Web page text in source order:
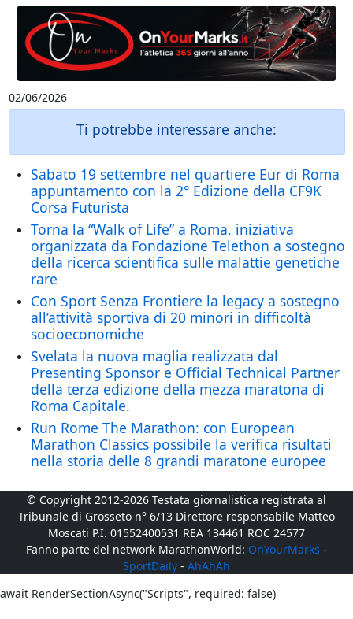
02/06/2026
Ti potrebbe interessare anche:
Sabato 19 settembre nel quartiere Eur di Roma
appuntamento con la 2° Edizione della CF9K
Corsa Futurista
Torna la “Walk of Life” a Roma, iniziativa
organizzata da Fondazione Telethon a sostegno
della ricerca scientifica sulle malattie genetiche
rare
Con Sport Senza Frontiere la legacy a sostegno
all’attività sportiva di 20 minori in difficoltà
socioeconomiche
Svelata la nuova maglia realizzata dal
Presenting Sponsor e Official Technical Partner
della terza edizione della mezza maratona di
Roma Capitale.
Run Rome The Marathon: con European
Marathon Classics possibile la verifica risultati
nella storia delle 8 grandi maratone europee
© Copyright 2012-2026 Testata giornalistica registrata al
Tribunale di Grosseto n° 6/13 Direttore responsabile Matteo
Moscati P.I. 01552400531 REA 134461 ROC 24577
Fanno parte del network MarathonWorld: OnYourMarks -
SportDaily - AhAhAh
await RenderSectionAsync("Scripts", required: false)